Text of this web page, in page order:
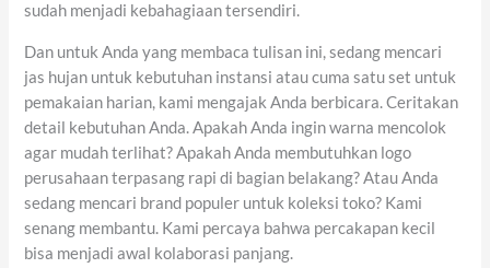
sudah menjadi kebahagiaan tersendiri.
Dan untuk Anda yang membaca tulisan ini, sedang mencari
jas hujan untuk kebutuhan instansi atau cuma satu set untuk
pemakaian harian, kami mengajak Anda berbicara. Ceritakan
detail kebutuhan Anda. Apakah Anda ingin warna mencolok
agar mudah terlihat? Apakah Anda membutuhkan logo
perusahaan terpasang rapi di bagian belakang? Atau Anda
sedang mencari brand populer untuk koleksi toko? Kami
senang membantu. Kami percaya bahwa percakapan kecil
bisa menjadi awal kolaborasi panjang.